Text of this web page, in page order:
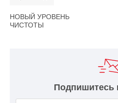
НОВЫЙ УРОВЕНЬ
ЧИСТОТЫ
Подпишитесь